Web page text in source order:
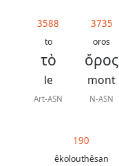
3588
to
τὸ
le
Art-ASN
3735
oros
ὄρος
mont
N-ASN
190
êkolouthêsan
Bible
Traduction